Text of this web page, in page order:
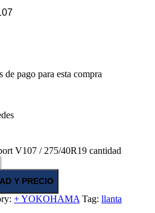
de pago para esta compra
V107 / 275/40R19 cantidad
Y PRECIO
+ YOKOHAMA Tag: llanta